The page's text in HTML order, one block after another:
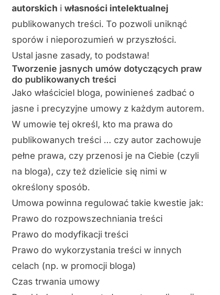
autorskich i własności intelektualnej
publikowanych treści. To pozwoli uniknąć
sporów i nieporozumień w przyszłości.
Ustal jasne zasady, to podstawa!
Tworzenie jasnych umów dotyczących praw
do publikowanych treści
Jako właściciel bloga, powinieneś zadbać o
jasne i precyzyjne umowy z każdym autorem.
W umowie tej określ, kto ma prawa do
publikowanych treści … czy autor zachowuje
pełne prawa, czy przenosi je na Ciebie (czyli
na bloga), czy też dzielicie się nimi w
określony sposób.
Umowa powinna regulować takie kwestie jak:
Prawo do rozpowszechniania treści
Prawo do modyfikacji treści
Prawo do wykorzystania treści w innych
celach (np. w promocji bloga)
Czas trwania umowy